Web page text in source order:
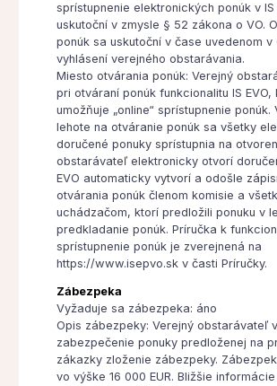
sprístupnenie elektronických ponúk v IS
uskutoční v zmysle § 52 zákona o VO.
ponúk sa uskutoční v čase uvedenom v
vyhlásení verejného obstarávania.
Miesto otvárania ponúk: Verejný
pri otváraní ponúk funkcionalitu IS EVO,
umožňuje „online“ sprístupnenie ponúk.
lehote na otváranie ponúk sa všetky
doručené ponuky sprístupnia na
obstarávateľ elektronicky otvorí
EVO automaticky vytvorí a odošle
otvárania ponúk členom komisie a
uchádzačom, ktorí predložili ponuku v
predkladanie ponúk. Príručka k
sprístupnenie ponúk je zverejnená na
https://www.isepvo.sk v časti Príručky.
Zábezpeka
Vyžaduje sa zábezpeka: áno
Opis zábezpeky: Verejný obstarávateľ
zabezpečenie ponuky predloženej na
zákazky zloženie zábezpeky.
vo výške 16 000 EUR. Bližšie